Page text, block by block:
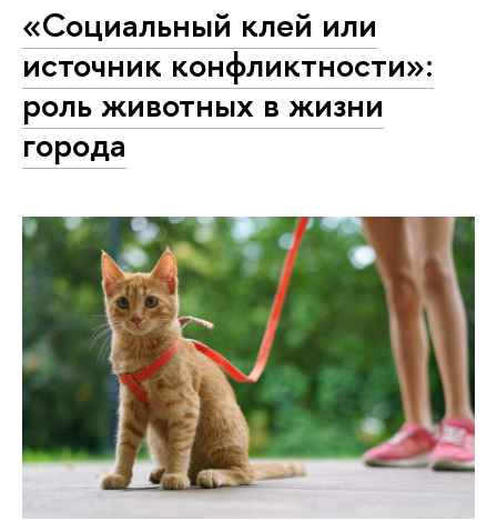
«Социальный клей или
источник конфликтности»:
роль животных в жизни
города